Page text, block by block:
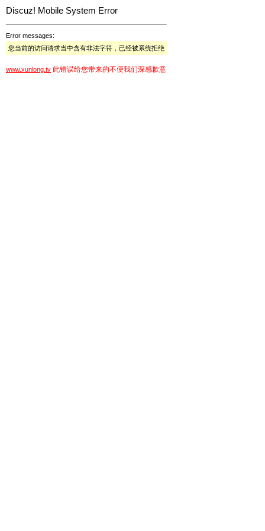
Discuz! Mobile System Error
Error messages:
您当前的访问请求当中含有非法字符，已经被系统拒绝
www.xunlong.tv 此错误给您带来的不便我们深感歉意